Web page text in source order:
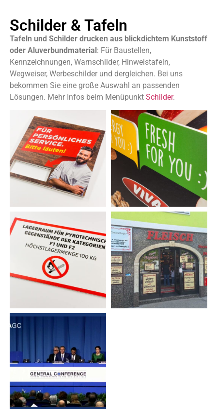
Schilder & Tafeln
Tafeln und Schilder drucken aus blickdichtem Kunststoff
oder Aluverbundmaterial: Für Baustellen,
Kennzeichnungen, Warnschilder, Hinweistafeln,
Wegweiser, Werbeschilder und dergleichen. Bei uns
bekommen Sie eine große Auswahl an passenden
Lösungen. Mehr Infos beim Menüpunkt Schilder.